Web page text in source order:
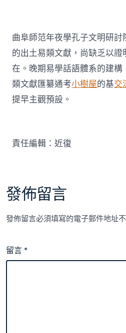
曲阜師范年夜學孔子文明研
的出土易類文獻，尚缺乏以
在。晚期易學話語體系的建構
類文獻匯纂通考小樹屋的基交
提早主觀預設。
責任編輯：近復
發佈留言
發佈留言必須填寫的電子郵件地址
留言*